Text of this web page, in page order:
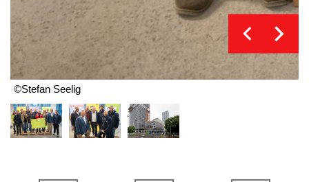
©Stefan Seelig